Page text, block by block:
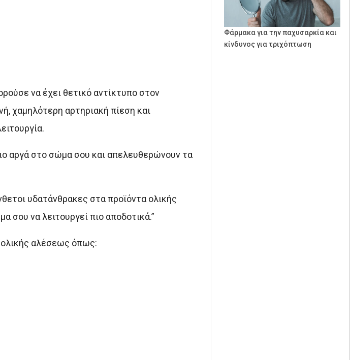
να έχει θετικό αντίκτυπο στον
χαμηλότερη αρτηριακή πίεση και
αργά στο σώμα σου και απελευθερώνουν τα
υδατάνθρακες στα προϊόντα ολικής
σου να λειτουργεί πιο αποδοτικά.”
αλέσεως όπως:
Φάρμακα για την παχυσαρκία και
κίνδυνος για τριχόπτωση